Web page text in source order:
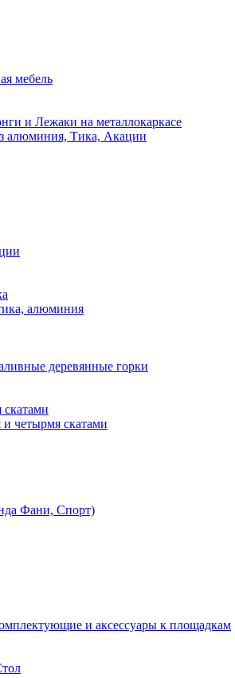
мебель
и Лежаки на металлокаркасе
алюминия, Тика, Акации
алюминия
деревянные горки
четырмя скатами
Фани, Спорт)
и аксессуары к площадкам